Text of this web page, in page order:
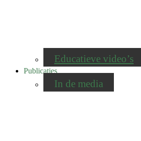
Educatieve video’s
Publicaties
In de media